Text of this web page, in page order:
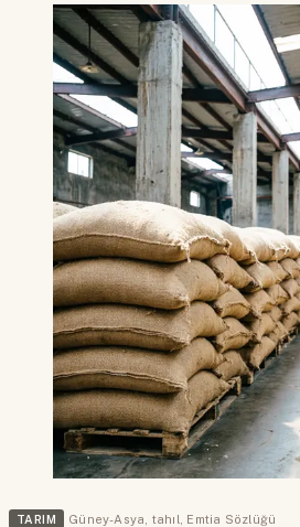
TARIM Güney-Asya tahıl Emtia Sözlüğü